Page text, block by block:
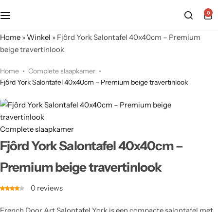
0
Home »Winkel » Fjôrd York Salontafel 40x40cm – Premium
beige travertinlook
Home
Complete slaapkamer
Fjôrd York Salontafel 40x40cm – Premium beige travertinlook
Complete slaapkamer
Fjôrd York Salontafel 40x40cm –
Premium beige travertinlook
0 reviews